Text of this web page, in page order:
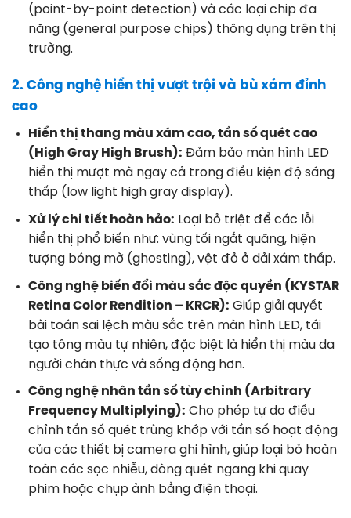
(point-by-point detection) và các loại chip đa
năng (general purpose chips) thông dụng trên thị
trường.
2. Công nghệ hiển thị vượt trội và bù xám đỉnh
cao
Hiển thị thang màu xám cao, tần số quét cao
(High Gray High Brush): Đảm bảo màn hình LED
hiển thị mượt mà ngay cả trong điều kiện độ sáng
thấp (low light high gray display).
Xử lý chi tiết hoàn hảo: Loại bỏ triệt để các lỗi
hiển thị phổ biến như: vùng tối ngắt quãng, hiện
tượng bóng mờ (ghosting), vệt đỏ ở dải xám thấp.
Công nghệ biến đổi màu sắc độc quyền (KYSTAR
Retina Color Rendition – KRCR): Giúp giải quyết
bài toán sai lệch màu sắc trên màn hình LED, tái
tạo tông màu tự nhiên, đặc biệt là hiển thị màu da
người chân thực và sống động hơn.
Công nghệ nhân tần số tùy chỉnh (Arbitrary
Frequency Multiplying): Cho phép tự do điều
chỉnh tần số quét trùng khớp với tần số hoạt động
của các thiết bị camera ghi hình, giúp loại bỏ hoàn
toàn các sọc nhiễu, dòng quét ngang khi quay
phim hoặc chụp ảnh bằng điện thoại.